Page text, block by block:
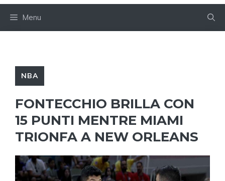
Menu
NBA
FONTECCHIO BRILLA CON
15 PUNTI MENTRE MIAMI
TRIONFA A NEW ORLEANS